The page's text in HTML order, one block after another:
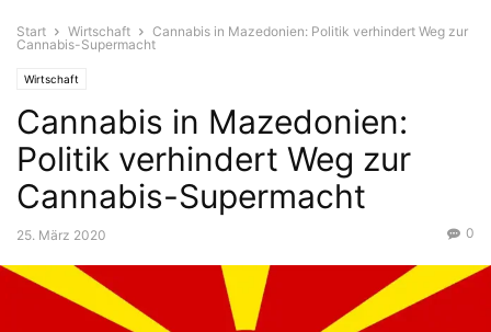
Start Wirtschaft
Cannabis in Mazedonien: Politik verhindert Weg zur
Cannabis-Supermacht
Wirtschaft
Cannabis in Mazedonien:
Politik verhindert Weg zur
Cannabis-Supermacht
25. März 2020 0